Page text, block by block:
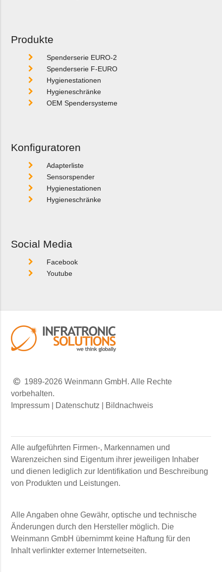
Produkte
Spenderserie EURO-2
Spenderserie F-EURO
Hygienestationen
Hygieneschränke
OEM Spendersysteme
Konfiguratoren
Adapterliste
Sensorspender
Hygienestationen
Hygieneschränke
Social Media
Facebook
Youtube
1989-2026 Weinmann GmbH. Alle Rechte
vorbehalten.
Impressum
Datenschutz Bildnachweis
Alle aufgeführten Firmen-, Markennamen und
Warenzeichen sind Eigentum ihrer jeweiligen Inhaber
und dienen lediglich zur Identifikation und Beschreibung
von Produkten und Leistungen.
Alle Angaben ohne Gewähr, optische und technische
Änderungen durch den Hersteller möglich. Die
Weinmann GmbH übernimmt keine Haftung für den
Inhalt verlinkter externer Internetseiten.